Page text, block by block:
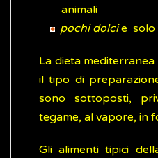
animali
pochi dolcie solo
La dieta
il tipo di
sono sottoposti,
tegame, al vapore, in
Gli alimenti tipici